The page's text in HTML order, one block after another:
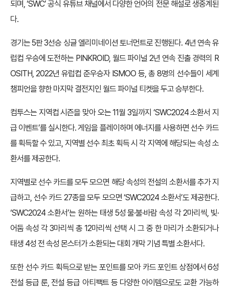
되며, ‘SWC’ 공식 유튜브 채널에서 다양한 언어의 전문 해설로 생중계된
다.
경기는 5판 3선승 싱글 엘리미네이션 토너먼트로 진행된다. 4년 연속 유
럽컵 우승에 도전하는 PINKROID, 월드 파이널 2년 연속 진출 경력의 R
OSITH, 2022년 유럽컵 준우승자 ISMOO 등, 총 8명의 선수들이 세계
챔피언을 향한 마지막 결전지인 월드 파이널 티켓을 두고 승부한다.
컴투스는 지역컵 시즌을 맞아 오는 11월 3일까지 ‘SWC2024 소환서 지
급 이벤트’를 실시한다. 게임을 플레이하며 에너지를 사용하면 선수 카드
를 획득할 수 있고, 지역별 선수 최초 획득 시 각 지역에 해당되는 속성 소
환서를 제공한다.
지역별로 선수 카드를 모두 모으면 해당 속성의 전설의 소환서를 추가 지
급하고, 선수 카드 27종을 모두 모으면 ‘SWC2024 소환서’도 제공한다.
‘SWC2024 소환서’는 원하는 태생 5성 물·불·바람 속성 각 2마리씩, 빛·
어둠 속성 각 3마리씩 총 12마리씩 선택 시 그 중 한 마리가 소환되거나
태생 4성 전 속성 몬스터가 소환되는 대회 개막 기념 특별 소환서다.
또한 선수 카드 획득으로 받는 포인트를 모아 카드 포인트 상점에서 6성
전설 등급 룬, 전설 등급 아티팩트 등 다양한 아이템으로도 교환 가능하